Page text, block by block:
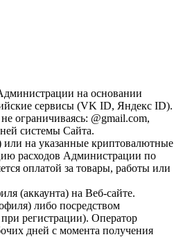
на основании
сервисы (VK ID, Яндекс ID).
ограничиваясь: @gmail.com,
системы Сайта.
на указанные криптовалютные
расходов Администрации по
оплатой за товары, работы или
(аккаунта) на Веб-сайте.
либо посредством
регистрации). Оператор
дней с момента получения